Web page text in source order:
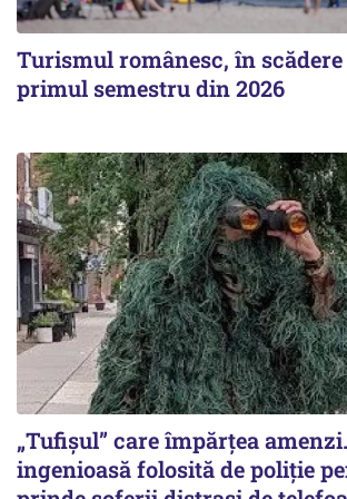
Turismul românesc, în scădere
primul semestru din 2026
„Tufișul” care împărțea
ingenioasă folosită de poliție